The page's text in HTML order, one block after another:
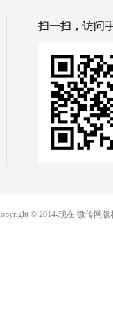
扫一扫，访问
© 2014-现在 微传网版